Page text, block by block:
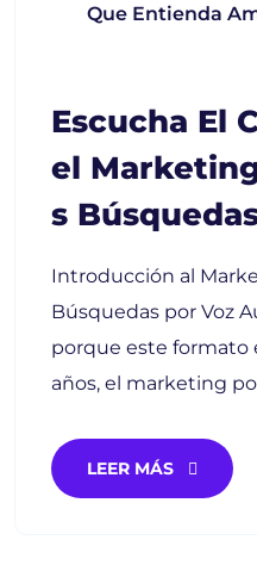
Que Entienda
Escucha El
El
S
Introducción al
Búsquedas por Voz
porque este formato
años, el marketing
LEER MÁS